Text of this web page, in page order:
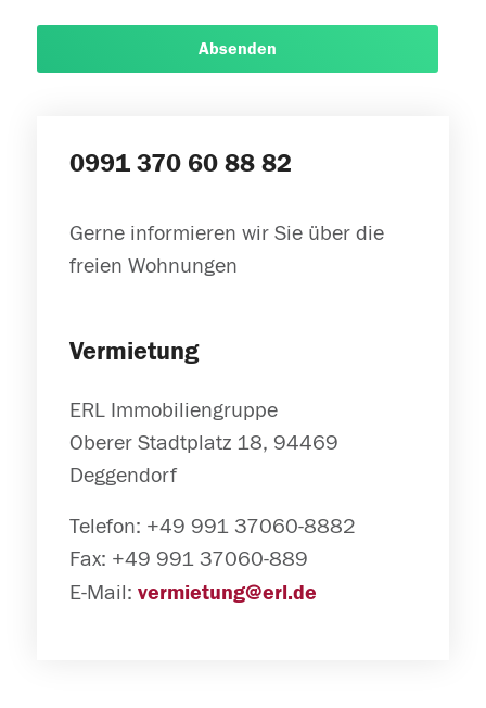
Absenden
0991 370 60 88 82
Gerne informieren wir Sie über die
freien Wohnungen
Vermietung
ERL Immobiliengruppe
Oberer Stadtplatz 18, 94469
Deggendorf
Telefon: +49 991 37060-8882
Fax: +49 991 37060-889
E-Mail: vermietung@erl.de